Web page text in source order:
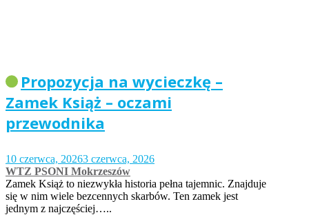
Propozycja na wycieczkę –
Zamek Książ – oczami
przewodnika
10 czerwca, 20263 czerwca, 2026
WTZ PSONI Mokrzeszów
Zamek Książ to niezwykła historia pełna tajemnic. Znajduje
się w nim wiele bezcennych skarbów. Ten zamek jest
jednym z najczęściej…..